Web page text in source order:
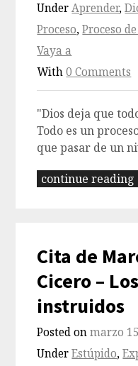
UnderAprender,
Proceso,Proceso
Vaya a
With0 Comments
"Dios deja que
Todo es un
que pasar de un
continue
Cita de
Cicero –
instruidos
Posted onmarzo
UnderEstúpido,